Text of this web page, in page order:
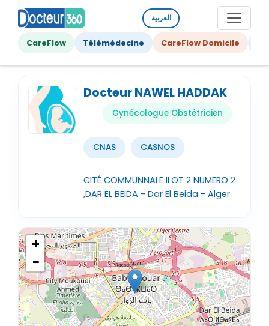
العربية
CareFlow Télémédecine CareFlow Domicile
Docteur NAWEL HADDAK
Gynécologue Obstétricien
CNAS CASNOS
CITÉ COMMUNNALE ILOT 2 NUMERO 2
,DAR EL BEIDA - Dar El Beida - Alger
+
−